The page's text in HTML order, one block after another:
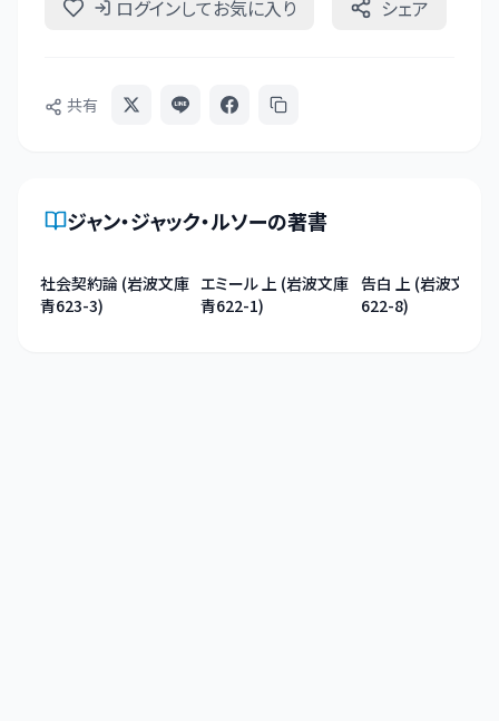
ログインしてお気に入り シェア
共有
ジャン・ジャック・ルソーの著書
社会契約論 (岩波文庫
青623-3)
エミール 上 (岩波文庫
青622-1)
告白 上 (岩波文庫
622-8)